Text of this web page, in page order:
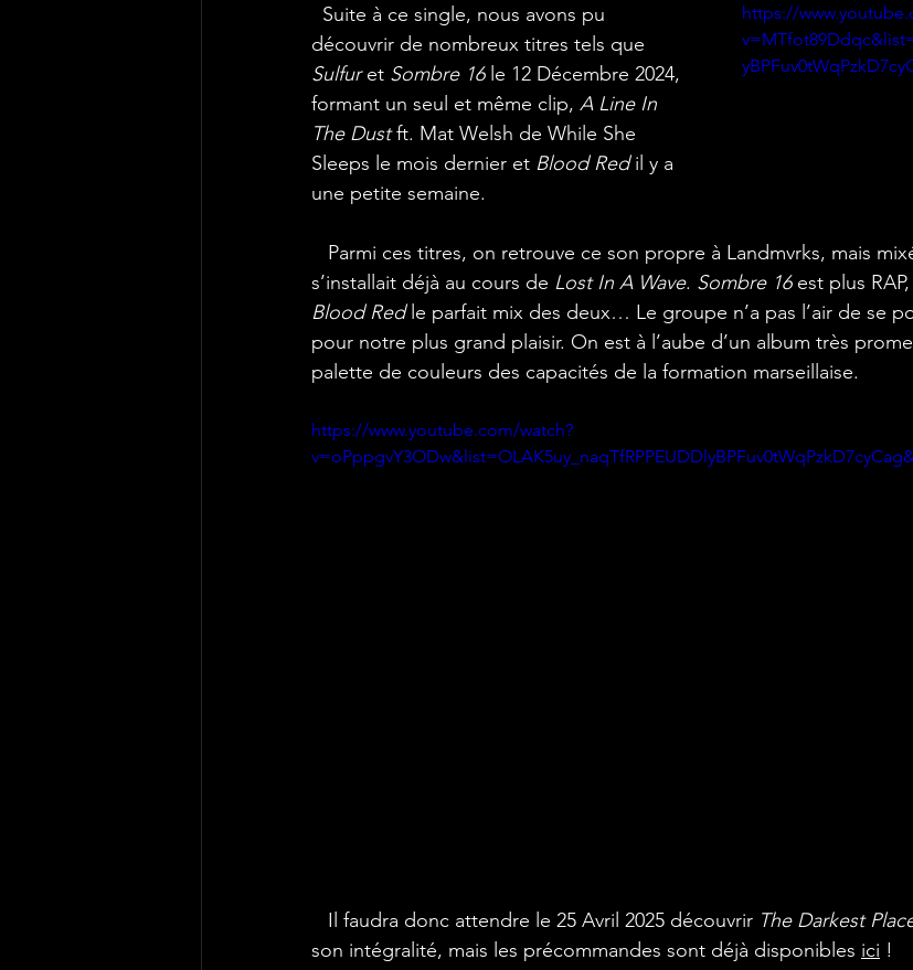
https://
Suite à ce single, nous avons pu
découvrir de nombreux titres tels que
Sulfur et Sombre 16 le 12 Décembre 2024,
formant un seul et même clip, A Line In
The Dust ft. Mat Welsh de While She
Sleeps le mois dernier et Blood Red il y a
une petite semaine.
Parmi ces titres, on retrouve ce son propre à Landmvrks, mais
s’installait déjà au cours de Lost In A Wave. Sombre 16 est plus RAP,
Blood Red le parfait mix des deux… Le groupe n’a pas l’air de se
pour notre plus grand plaisir. On est à l’aube d’un album très
palette de couleurs des capacités de la formation marseillaise.
https://www.youtube.com/watch?
Il faudra donc attendre le 25 Avril 2025 découvrir The Darkest
son intégralité, mais les précommandes sont déjà disponibles ici !